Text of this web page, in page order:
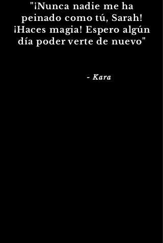
"¡Nunca nadie me ha
peinado como tú, Sarah!
¡Haces magia! Espero algún
día poder verte de nuevo"
- Kara